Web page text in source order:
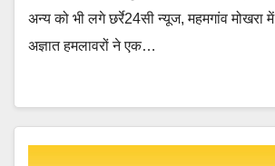
अन्य को भी लगे छर्रे24सी न्यूज, महमगांव मोखरा
अज्ञात हमलावरों ने एक…